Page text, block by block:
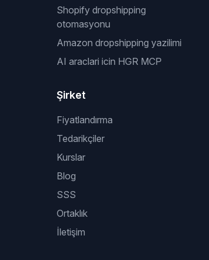
Shopify dropshipping
otomasyonu
Amazon dropshipping yazilimi
AI araclari icin HGR MCP
Şirket
Fiyatlandırma
Tedarikçiler
Kurslar
Blog
SSS
Ortaklık
İletişim